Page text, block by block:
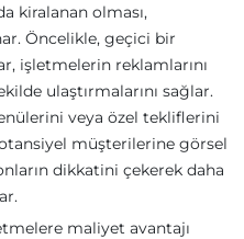
kiralanan olması,
Öncelikle, geçici bir
işletmelerin reklamlarını
ulaştırmalarını sağlar.
veya özel tekliflerini
müşterilerine görsel
dikkatini çekerek daha
maliyet avantajı